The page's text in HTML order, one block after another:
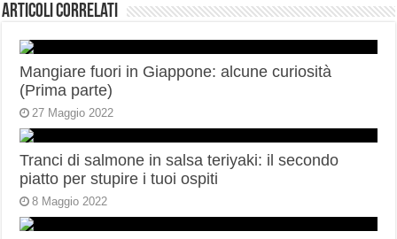
Articoli correlati
Mangiare fuori in Giappone: alcune curiosità
(Prima parte)
27 Maggio 2022
Tranci di salmone in salsa teriyaki: il secondo
piatto per stupire i tuoi ospiti
8 Maggio 2022